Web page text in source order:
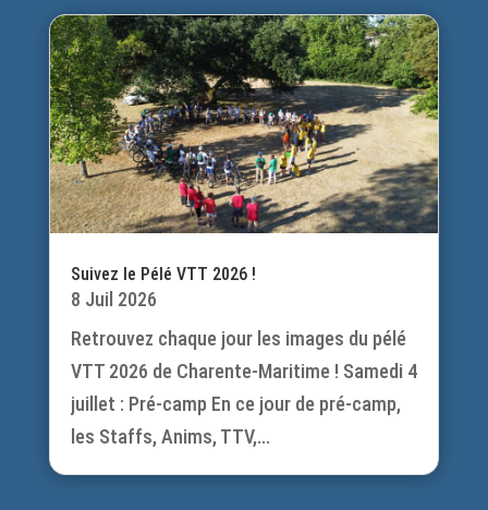
Suivez le Pélé VTT 2026 !
8 Juil 2026
Retrouvez chaque jour les images du pélé
VTT 2026 de Charente-Maritime ! Samedi 4
juillet : Pré-camp En ce jour de pré-camp,
les Staffs, Anims, TTV,...